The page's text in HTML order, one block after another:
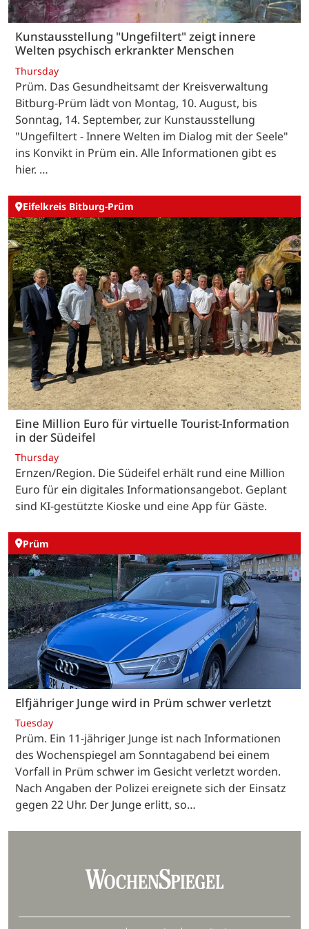
Kunstausstellung "Ungefiltert" zeigt innere
Welten psychisch erkrankter Menschen
Thursday
Prüm. Das Gesundheitsamt der Kreisverwaltung
Bitburg-Prüm lädt von Montag, 10. August, bis
Sonntag, 14. September, zur Kunstausstellung
"Ungefiltert - Innere Welten im Dialog mit der Seele"
ins Konvikt in Prüm ein. Alle Informationen gibt es
hier. …
Eifelkreis Bitburg-Prüm
Eine Million Euro für virtuelle Tourist-Information
in der Südeifel
Thursday
Ernzen/Region. Die Südeifel erhält rund eine Million
Euro für ein digitales Informationsangebot. Geplant
sind KI-gestützte Kioske und eine App für Gäste.
Prüm
Elfjähriger Junge wird in Prüm schwer verletzt
Tuesday
Prüm. Ein 11-jähriger Junge ist nach Informationen
des Wochenspiegel am Sonntagabend bei einem
Vorfall in Prüm schwer im Gesicht verletzt worden.
Nach Angaben der Polizei ereignete sich der Einsatz
gegen 22 Uhr. Der Junge erlitt, so…